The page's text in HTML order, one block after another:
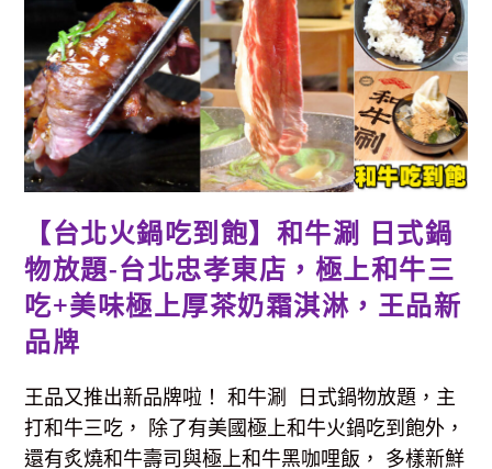
人
分
享
餐，
最
狂
肉
量
1800
北
桃
送
餐
距
離
3
公
外
送，
在
家
也
能
【台北火鍋吃到飽】和牛涮 日式鍋
物放題-台北忠孝東店，極上和牛三
吃+美味極上厚茶奶霜淇淋，王品新
品牌
王品又推出新品牌啦！ 和牛涮 日式鍋物放題，主
打和牛三吃， 除了有美國極上和牛火鍋吃到飽外，
還有炙燒和牛壽司與極上和牛黑咖哩飯， 多樣新鮮